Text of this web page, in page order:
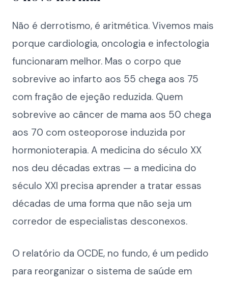
Não é derrotismo, é aritmética. Vivemos mais
porque cardiologia, oncologia e infectologia
funcionaram melhor. Mas o corpo que
sobrevive ao infarto aos 55 chega aos 75
com fração de ejeção reduzida. Quem
sobrevive ao câncer de mama aos 50 chega
aos 70 com osteoporose induzida por
hormonioterapia. A medicina do século XX
nos deu décadas extras — a medicina do
século XXI precisa aprender a tratar essas
décadas de uma forma que não seja um
corredor de especialistas desconexos.
O relatório da OCDE, no fundo, é um pedido
para reorganizar o sistema de saúde em